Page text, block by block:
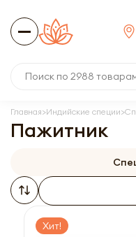
Главная Индийские специи
Пажитник
Хит!